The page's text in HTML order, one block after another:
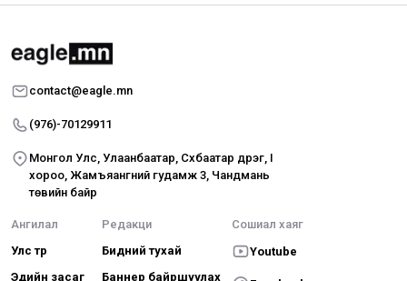
contact@eagle.mn
(976)-70129911
Монгол Улс, Улаанбаатар, Сүхбаатар дүүрэг, I
хороо, Жамъяангүний гудамж 3, Чандмань
төвийн байр
Ангилал
Улс төр
Эдийн засаг
Редакци
Бидний тухай
Баннер байршуулах
Сошиал хаяг
Youtube